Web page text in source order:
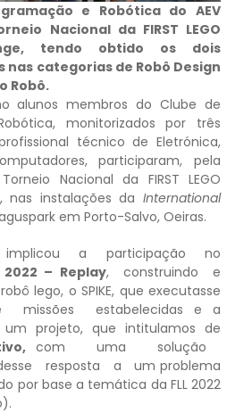
e Robótica do AEV
Nacional da FIRST LEGO
tendo obtido os dois
nas categorias de Robô Design
Robô.
alunos membros do Clube de
monitorizados por três
técnico de Eletrónica,
participaram, pela
Nacional da FIRST LEGO
nas instalações da International
em Porto-Salvo, Oeiras.
implicou a participação no
2022 – Replay, construindo e
lego, o SPIKE, que executasse
estabelecidas e a
um projeto, que intitulamos de
com uma solução
resposta a um problema
por base a temática da FLL 2022